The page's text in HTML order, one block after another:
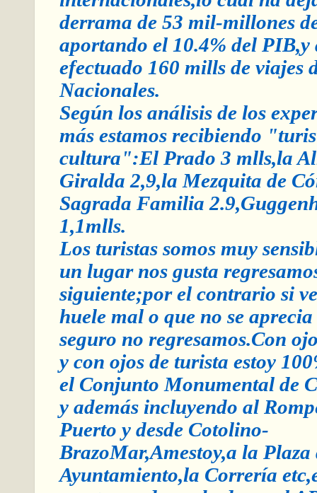
derrama de 53 mil-millones
aportando el 10.4% del PIB,y
efectuado 160 mills de viajes
Nacionales.
Según los análisis de los
más estamos recibiendo
cultura":El Prado 3 mlls,la
Giralda 2,9,la Mezquita de
Sagrada Familia
1,1mlls.
Los turistas somos muy
un lugar nos gusta
siguiente;por el contrario si
huele mal o que no se
seguro no regresamos.Con
y con ojos de turista estoy
el Conjunto Monumental de
y además incluyendo al
Puerto y desde Cotolino-
BrazoMar,Amestoy,a la Plaza
Ayuntamiento,la Correría